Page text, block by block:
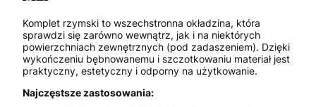
Komplet rzymski to wszechstronna okładzina, która
sprawdzi się zarówno wewnątrz, jak i na niektórych
powierzchniach zewnętrznych (pod zadaszeniem). Dzięki
wykończeniu bębnowanemu i szczotkowaniu materiał jest
praktyczny, estetyczny i odporny na użytkowanie.
Najczęstsze zastosowania: